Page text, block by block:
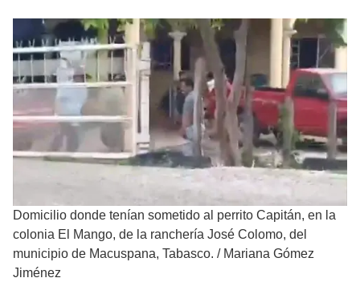
Domicilio donde tenían sometido al perrito Capitán, en la
colonia El Mango, de la ranchería José Colomo, del
municipio de Macuspana, Tabasco. / Mariana Gómez
Jiménez